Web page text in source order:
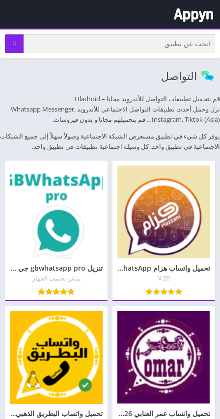
التواصل
قم بتحميل تطبيقات التواصل للأندرويد مجانا – Hladroid
نزل وحمل أحدث تطبيقات التواصل الاجتماعي للأندرويد Whatsapp Messenger,
Instagram, Tiktok (Asia)… قم بتحميلهم مجانا و بدون فيروسات.
يوفر كل شيء في تطبيق مستعرض الشبكة الاجتماعية وصولاً سهلاً إلى جميع الشبكات
الاجتماعية في تطبيق واحد. كل وسيلة اجتماعية تطبيقات في تطبيق واحد.
تحميل واتساب هزام HTWhatsApp الذهبي والبنفسجي والأخضر آخر إصدار
V 20‏
تنزيل gbwhatsapp pro جي بي واتساب برو 2026 اخر اصدار
يتباين بحسب الجهاز
تحميل واتساب عمر العنابي 2026 obwhatsapp apk تحميل واتساب البطريق الذهبي والاصفر 2026 btwhatsapp